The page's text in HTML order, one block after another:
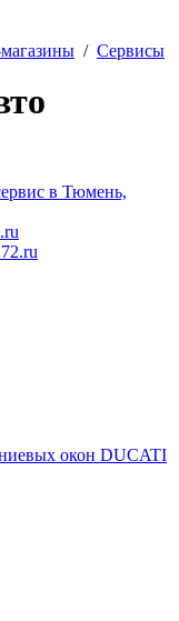
/ Сервисы
в Тюмень,
окон DUCATI